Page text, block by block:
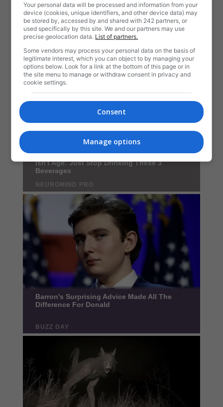
Your personal data will be processed and information from your
device (cookies, unique identifiers, and other device data) may
be stored by, accessed by and shared with 242 partners, or
used specifically by this site. We and our partners may use
precise geolocation data. List of partners.
Some vendors may process your personal data on the basis of
legitimate interest, which you can object to by managing your
options below. Look for a link at the bottom of this page or in
the site menu to manage or withdraw consent in privacy and
cookie settings.
Consent
Manage options